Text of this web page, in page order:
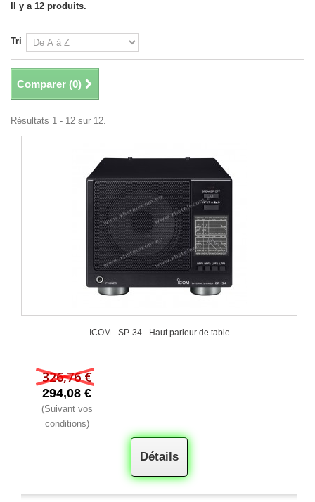
Il y a 12 produits.
Tri
Comparer (0)
Résultats 1 - 12 sur 12.
ICOM - SP-34 - Haut parleur de table
326,76 €
294,08 €
(Suivant vos
conditions)
Détails